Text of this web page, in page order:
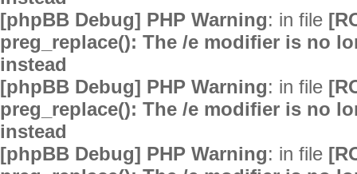
[phpBB Debug] PHP Warning: in file
preg_replace(): The /e modifier is no
instead
[phpBB Debug] PHP Warning: in file
preg_replace(): The /e modifier is no
instead
[phpBB Debug] PHP Warning: in file